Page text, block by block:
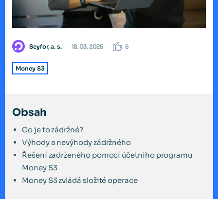
Seyfor, a. s. 18. 03. 2025 5
Money S3
Obsah
Co je to zádržné?
Výhody a nevýhody zádržného
Řešení zadrženého pomocí účetního programu
Money S3
Money S3 zvládá složité operace